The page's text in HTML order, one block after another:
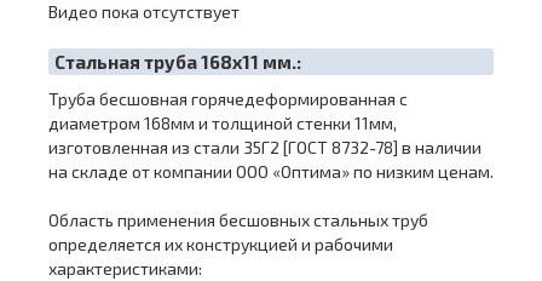
Видео пока отсутствует
Cтальная труба 168х11 мм.:
Труба бесшовная горячедеформированная с
диаметром 168мм и толщиной стенки 11мм,
изготовленная из стали 35Г2 [ГОСТ 8732-78] в наличии
на складе от компании ООО «Оптима» по низким ценам.
Область применения бесшовных стальных труб
определяется их конструкцией и рабочими
характеристиками: